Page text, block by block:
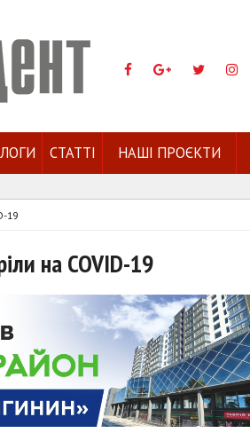
СТАТТІ НАШІ ПРОЄКТИ
19
на COVID-19